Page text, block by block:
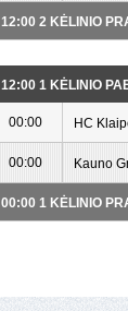
12:00 2 KĖLINIO
12:00 1 KĖLINIO
00:00 HC
00:00 Kauno
00:00 1 KĖLINIO